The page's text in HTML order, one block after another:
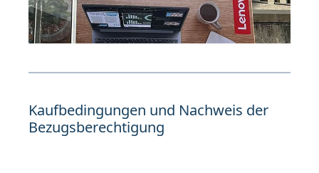
Kaufbedingungen und Nachweis der
Bezugsberechtigung